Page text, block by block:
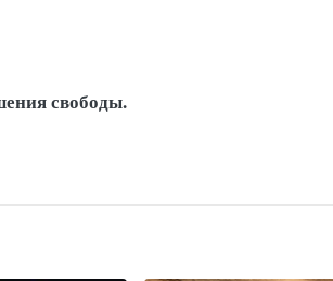
свободы.